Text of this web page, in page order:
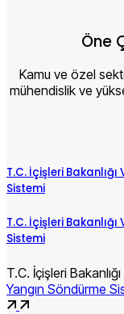
Öne
Kamu ve özel
mühendislik ve
T.C. İçişleri
Sistemi
T.C. İçişleri
Sistemi
T.C. İçişleri
Yangın Söndürme